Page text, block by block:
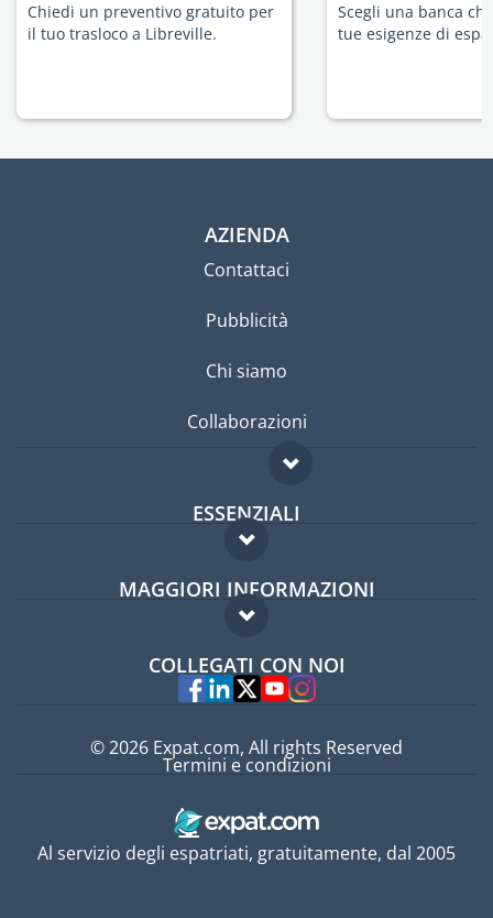
Chiedi un preventivo gratuito per
il tuo trasloco a Libreville.
Scegli una banca
tue esigenze di
AZIENDA
Contattaci
Pubblicità
Chi siamo
Collaborazioni
ESSENZIALI
Forum per expat
Guida per expat
MAGGIORI INFORMAZIONI
Domande frequenti
Esperti
COLLEGATI CON NOI
Al servizio degli espatriati, gratuitamente, dal 2005
© 2026 Expat.com, All rights Reserved
Termini e condizioni